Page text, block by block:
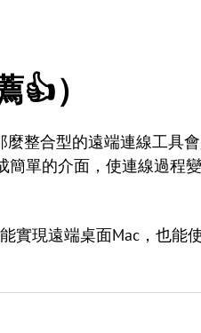
）
整合型的遠端連線工具
簡單的介面，使連線過程
實現遠端桌面Mac，也能